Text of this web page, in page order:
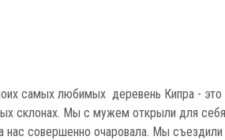
самых любимых деревень Кипра -
склонах. Мы с мужем открыли для
нас совершенно очаровала. Мы съездили